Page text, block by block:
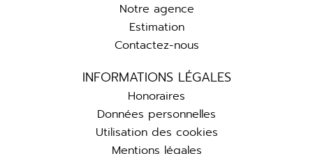
Notre agence
Estimation
Contactez-nous
INFORMATIONS LÉGALES
Honoraires
Données personnelles
Utilisation des cookies
Mentions légales